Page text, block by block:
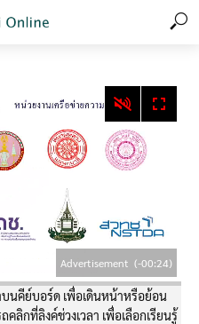
'
Advertisement (-00:24)
นคีย์บอร์ด เพื่อเดินหน้าหรือย้อน
ลิกที่ลิงค์ช่วงเวลา เพื่อเลือกเรียนรู้